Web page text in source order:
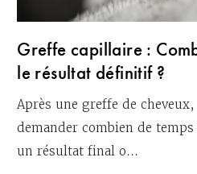
Greffe capillaire :
le résultat définitif ?
Après une greffe de
demander combien de
un résultat final o...